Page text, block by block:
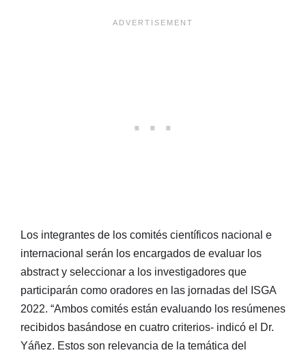
Los integrantes de los comités científicos nacional e
internacional serán los encargados de evaluar los
abstract y seleccionar a los investigadores que
participarán como oradores en las jornadas del ISGA
2022. “Ambos comités están evaluando los resúmenes
recibidos basándose en cuatro criterios- indicó el Dr.
Yáñez. Estos son relevancia de la temática del